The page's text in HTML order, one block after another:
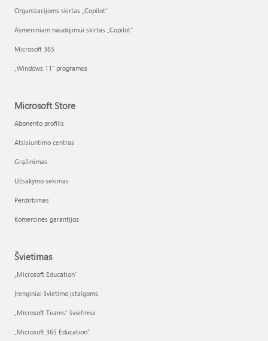
Organizacijoms skirtas „Copilot“
Asmeniniam naudojimui skirtas „Copilot“
Microsoft 365
„Windows 11“ programos
Microsoft Store
Abonento profilis
Atsisiuntimo centras
Grąžinimas
Užsakymo sekimas
Perdirbimas
Komercinės garantijos
Švietimas
„Microsoft Education“
Įrenginiai švietimo įstaigoms
„Microsoft Teams“ švietimui
„Microsoft 365 Education“